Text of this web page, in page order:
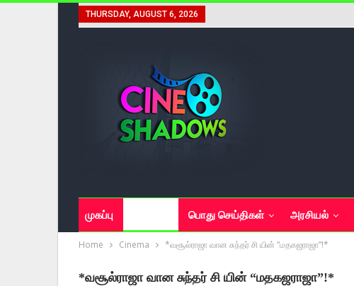
THURSDAY, AUGUST 6, 2026
முகப்பு பொது செய்திகள் அரசியல்
Home Cinema *வசூல்ராஜா வான சுந்தர் சி யின் “மதகஜராஜா”!*
*வசூல்ராஜா வான சுந்தர் சி யின் “மதகஜராஜா”!*